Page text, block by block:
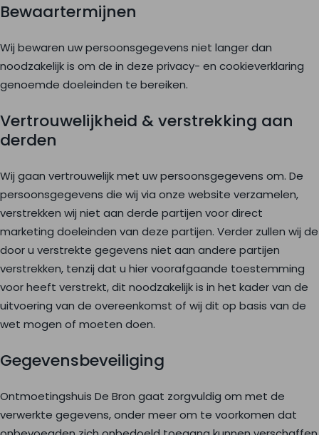
Bewaartermijnen
Wij bewaren uw persoonsgegevens niet langer dan
noodzakelijk is om de in deze privacy- en cookieverklaring
genoemde doeleinden te bereiken.
Vertrouwelijkheid & verstrekking aan
derden
Wij gaan vertrouwelijk met uw persoonsgegevens om. De
persoonsgegevens die wij via onze website verzamelen,
verstrekken wij niet aan derde partijen voor direct
marketing doeleinden van deze partijen. Verder zullen wij de
door u verstrekte gegevens niet aan andere partijen
verstrekken, tenzij dat u hier voorafgaande toestemming
voor heeft verstrekt, dit noodzakelijk is in het kader van de
uitvoering van de overeenkomst of wij dit op basis van de
wet mogen of moeten doen.
Gegevensbeveiliging
Ontmoetingshuis De Bron gaat zorgvuldig om met de
verwerkte gegevens, onder meer om te voorkomen dat